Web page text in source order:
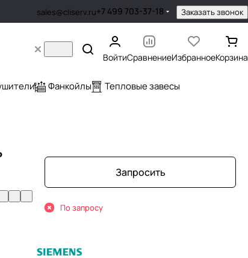
sales@cliserv.ru+7 499 703-37-18 Заказать звонок
ВойтиСравнениеИзбранноеКорзина
Фанкойлы Тепловые завесы
Запросить
По запросу